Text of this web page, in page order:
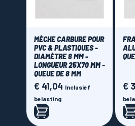
MÈCHE CARBURE POUR
PVC & PLASTIQUES -
DIAMÈTRE 8 MM -
LONGUEUR 25X70 MM -
QUEUE DE 8 MM
Prijs
€ 41,04 Inclusief
belasting
€